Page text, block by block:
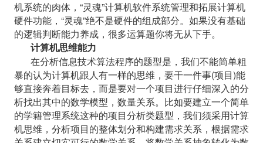
机系统的肉体，“灵魂”计算机软件系统管理和拓展计算机
硬件功能，“灵魂”绝不是硬件的组成部分。如果没有基础
的逻辑判断能力养成，很多运算题你将无从下手。
计算机思维能力
在分析信息技术算法程序的题型是，我们不能简单粗
暴的认为计算机跟人有一样的思维，要干一件事(项目)能
够直接奔着目标去，而是要对一个项目进行仔细深入的分
析找出其中的数学模型，数量关系。比如要建立一个简单
的学籍管理系统这种的项目分析类题型，我们须采用计算
机思维，分析项目的整体划分和构建需求关系，根据需求